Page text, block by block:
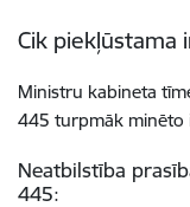
Cik piekļūstama
Ministru kabineta
445 turpmāk minēto
Neatbilstība
445: